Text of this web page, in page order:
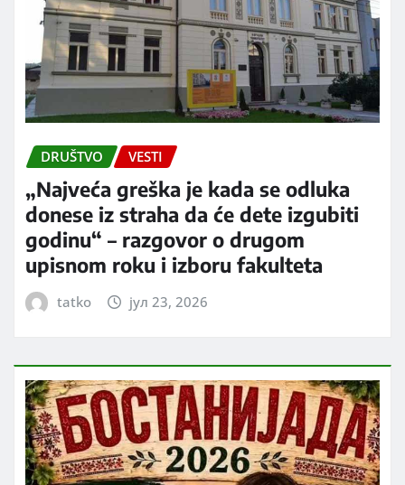
DRUŠTVO VESTI
„Najveća greška je kada se odluka
donese iz straha da će dete izgubiti
godinu“ – razgovor o drugom
upisnom roku i izboru fakulteta
tatko јул 23, 2026